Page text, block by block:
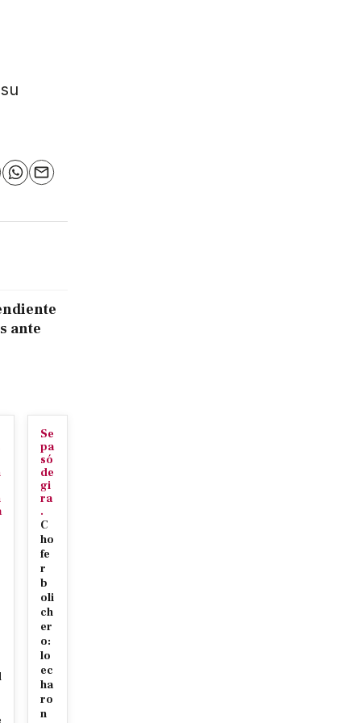
WhatsApp
Email
ante
Se
pa
só
de
gi
ra
.
C
ho
fe
r
b
oli
ch
er
o:
lo
ec
ha
ro
n